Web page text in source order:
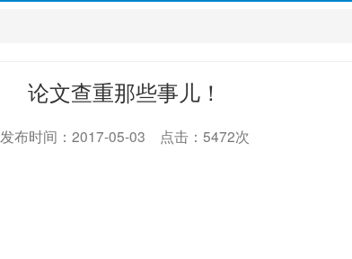
论文查重那些事儿！
发布时间：2017-05-03 点击：5472次